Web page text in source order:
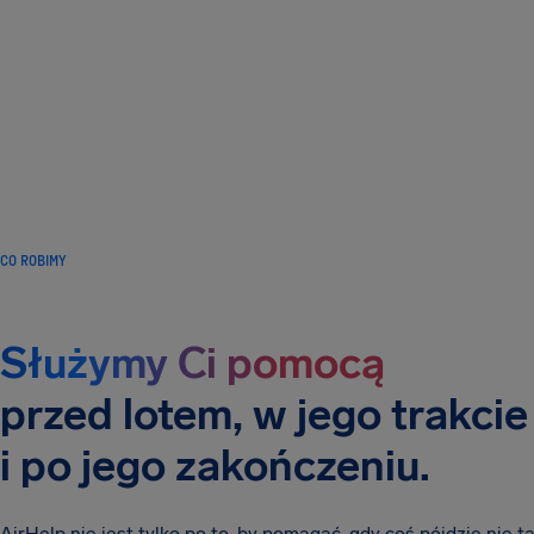
CO ROBIMY
Służymy Ci pomocą
przed lotem, w jego trakcie
i po jego zakończeniu.